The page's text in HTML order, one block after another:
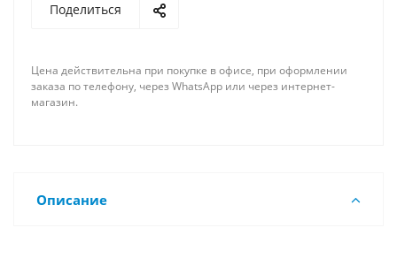
Поделиться
Цена действительна при покупке в офисе, при оформлении
заказа по телефону, через WhatsApp или через интернет-
магазин.
Описание